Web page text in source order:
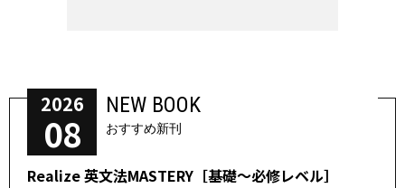
2026
08
NEW BOOK
おすすめ新刊
Realize 英文法MASTERY［基礎～必修レベル］